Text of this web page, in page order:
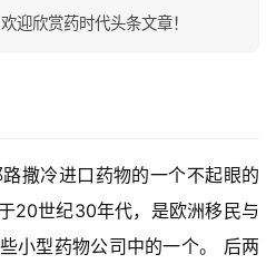
迎欣赏药时代头条文章！
撒冷进口药物的一个不起眼的
20世纪30年代，是欧洲移民与
小型药物公司中的一个。 后两